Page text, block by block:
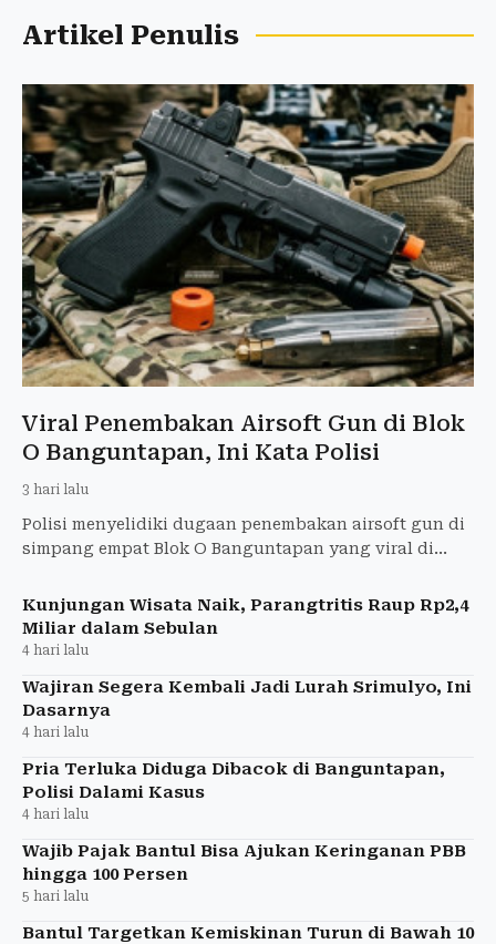
Artikel Penulis
Viral Penembakan Airsoft Gun di Blok
O Banguntapan, Ini Kata Polisi
3 hari lalu
Polisi menyelidiki dugaan penembakan airsoft gun di
simpang empat Blok O Banguntapan yang viral di
Kunjungan Wisata Naik, Parangtritis Raup Rp2,4
Miliar dalam Sebulan
4 hari lalu
Wajiran Segera Kembali Jadi Lurah Srimulyo, Ini
Dasarnya
4 hari lalu
Pria Terluka Diduga Dibacok di Banguntapan,
Polisi Dalami Kasus
4 hari lalu
Wajib Pajak Bantul Bisa Ajukan Keringanan PBB
hingga 100 Persen
5 hari lalu
Bantul Targetkan Kemiskinan Turun di Bawah 10